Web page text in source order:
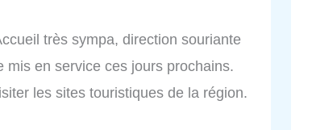
très sympa, direction souriante
en service ces jours prochains.
les sites touristiques de la région.